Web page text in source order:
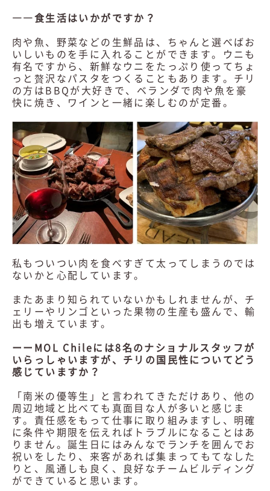
――食生活はいかがですか？
肉や魚、野菜などの生鮮品は、ちゃんと選べばお
いしいものを手に入れることができます。ウニも
有名ですから、新鮮なウニをたっぷり使ってちょ
っと贅沢なパスタをつくることもあります。チリ
の方はBBQが大好きで、ベランダで肉や魚を豪
快に焼き、ワインと一緒に楽しむのが定番。
私もついつい肉を食べすぎて太ってしまうのでは
ないかと心配しています。
またあまり知られていないかもしれませんが、チ
ェリーやリンゴといった果物の生産も盛んで、輸
出も増えています。
ーーMOL Chileには8名のナショナルスタッフが
いらっしゃいますが、チリの国民性についてどう
感じていますか？
「南米の優等生」と言われてきただけあり、他の
周辺地域と比べても真面目な人が多いと感じま
す。責任感をもって仕事に取り組みますし、明確
に条件や期限を伝えればトラブルになることはあ
りません。誕生日にはみんなでランチを囲んでお
祝いをしたり、来客があれば集まってもてなした
りと、風通しも良く、良好なチームビルディング
ができていると思います。